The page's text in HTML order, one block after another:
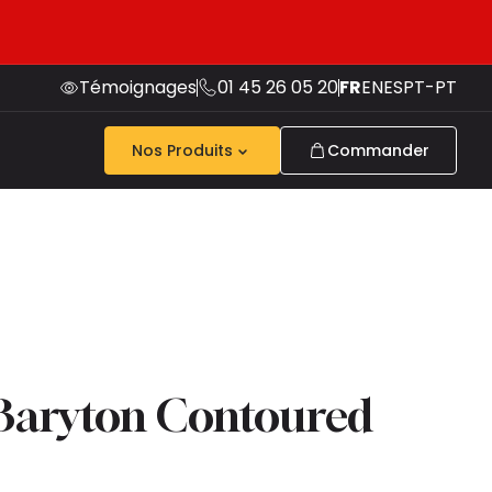
Témoignages 01 45 26 05 20FRENESPT-PT
Nos Produits Commander
Contoured